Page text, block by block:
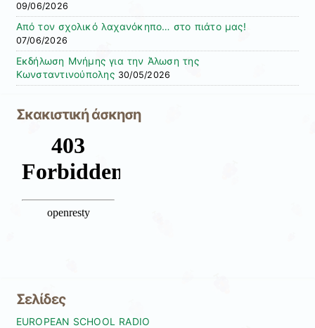
09/06/2026
Από τον σχολικό λαχανόκηπο… στο πιάτο μας!
07/06/2026
Εκδήλωση Μνήμης για την Άλωση της
Κωνσταντινούπολης 30/05/2026
Σκακιστική άσκηση
Σελίδες
EUROPEAN SCHOOL RADIO